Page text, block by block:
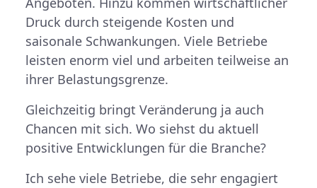
Druck durch steigende Kosten und
saisonale Schwankungen. Viele Betriebe
leisten enorm viel und arbeiten teilweise an
ihrer Belastungsgrenze.
Gleichzeitig bringt Veränderung ja auch
Chancen mit sich. Wo siehst du aktuell
positive Entwicklungen für die Branche?
Ich sehe viele Betriebe, die sehr engagiert